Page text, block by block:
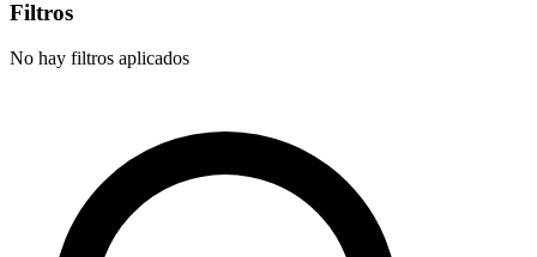
Filtros
No hay filtros aplicados